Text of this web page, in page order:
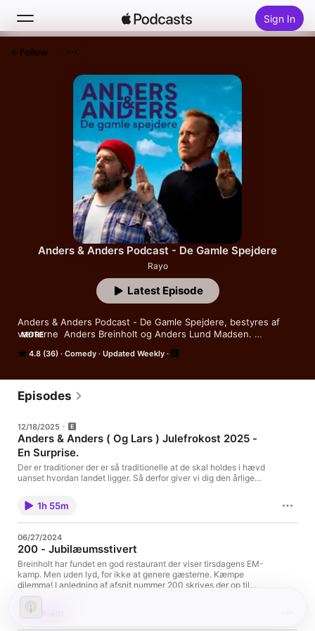
Sign In
Top Charts
Anders & Anders Podcast - De Gamle Spejdere
Rayo
4.8 (36) Comedy Updated Weekly
Anders & Anders Podcast - De Gamle Spejdere, bestyres af
værterne  Anders Breinholt og Anders Lund Madsen.
gennemgår ugen som den er og tingenes generelle tilstand.
med Anders & Anders.
Tak fordi du lytter med.
MORE
Latest Episode
Follow
Episodes
12/18/2025
Anders & Anders ( Og Lars ) Julefrokost 2025 -
En Surprise.
Der er traditioner der er så traditionelle at de skal holdes i hævd
uanset hvordan landet ligger. Så derfor giver vi dig den årlige
Anders Lund Madsen, Anders Breinholt og Lars løkke
Rasmussen over sild, snaps og gode snakke om året der er gået
og en generel status på livet. Vi optager igen i år på Danmarks
Glædelig jul og godt nytår til dig og dine og god fornøjelse
1h 55m
06/27/2024
200 - Jubilæumsstivert
Breinholt har fundet en god restaurant der viser tirsdagens EM-
kamp. Men uden lyd, for ikke at genere gæsterne. Kæmpe
dilemma! I anledning af afsnit nummer 200 skrives der op til
flere sange. Af vor ven AI. Resultatet er lige dele imponerende
og skrækkeligt. Trods skriftlig modvilje og generel had, er der
"Gæt et storcenter". Heldigvis går samtalen med centervagten
gruelig gal. Lund Madsen har opsnappet en rigtig grim ulykke i